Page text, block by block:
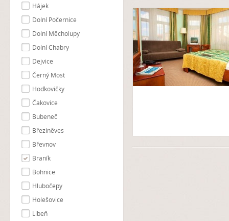
Hájek
Dolní Počernice
Dolní Měcholupy
Dolní Chabry
Dejvice
Černý Most
Hodkovičky
Čakovice
Bubeneč
Březiněves
Břevnov
Braník
Bohnice
Hlubočepy
Holešovice
Libeň